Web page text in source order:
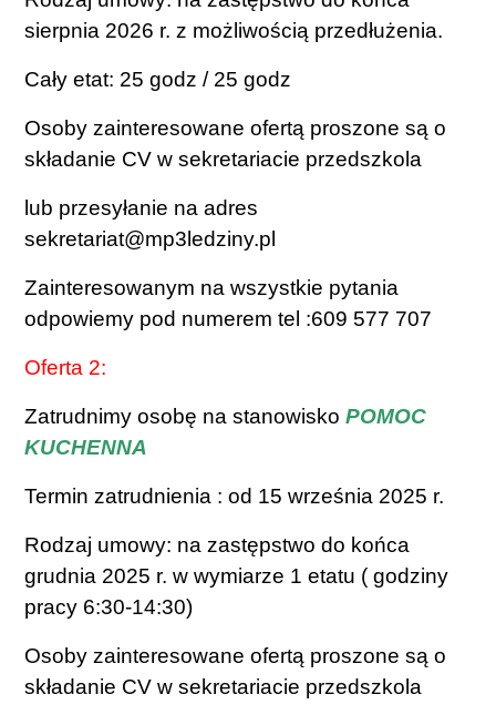
sierpnia 2026 r. z możliwością przedłużenia.
Cały etat: 25 godz / 25 godz
Osoby zainteresowane ofertą proszone są o
składanie CV w sekretariacie przedszkola
lub przesyłanie na adres
sekretariat@mp3ledziny.pl
Zainteresowanym na wszystkie pytania
odpowiemy pod numerem tel :609 577 707
Oferta 2:
Zatrudnimy osobę na stanowiskoPOMOC
KUCHENNA
Termin zatrudnienia : od 15 września 2025 r.
Rodzaj umowy: na zastępstwo do końca
grudnia 2025 r. w wymiarze 1 etatu ( godziny
pracy 6:30-14:30)
Osoby zainteresowane ofertą proszone są o
składanie CV w sekretariacie przedszkola